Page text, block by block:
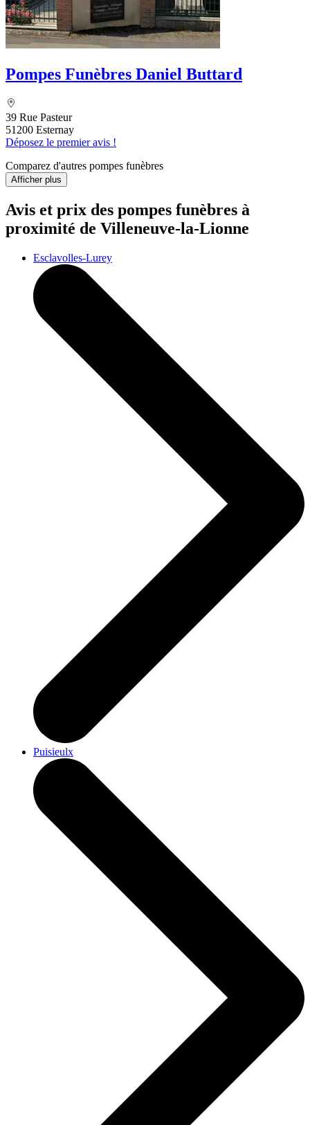
Pompes Funèbres Daniel Buttard
39 Rue Pasteur
51200 Esternay
Déposez le premier avis !
Comparez d'autres pompes funèbres
Afficher plus
Avis et prix des pompes funèbres à
proximité de Villeneuve-la-Lionne
Esclavolles-Lurey
Puisieulx